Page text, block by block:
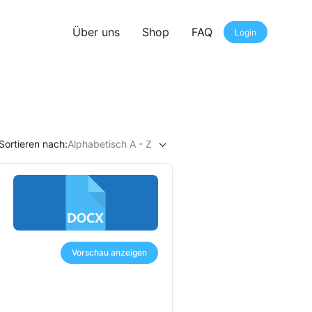
Über uns Shop FAQ Login
Sortieren nach:Alphabetisch A - Z
Vorschau anzeigen